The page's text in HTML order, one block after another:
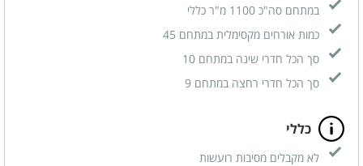
במתחם סה"כ 1100 מ"ר כללי
כמות אורחים מקסימלית במתחם 45
סך הכל חדרי שינה במתחם 10
סך הכל חדרי רחצה במתחם 9
כללי
לא מקבלים מסיבות רועשות